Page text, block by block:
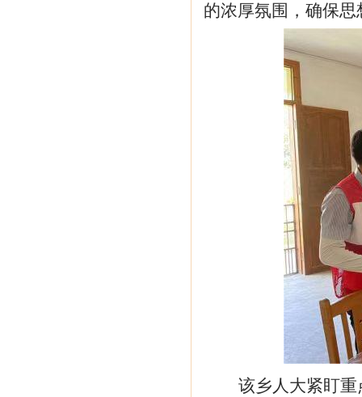
的浓厚氛围，确保
该乡人大紧盯